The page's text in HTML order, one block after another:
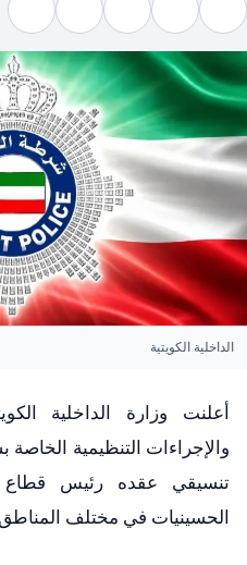
الداخلية الكويتية
أعلنت وزارة الداخلية
والإجراءات التنظيمية
تنسيقي عقده رئيس قطاع
الحسينيات في مختلف